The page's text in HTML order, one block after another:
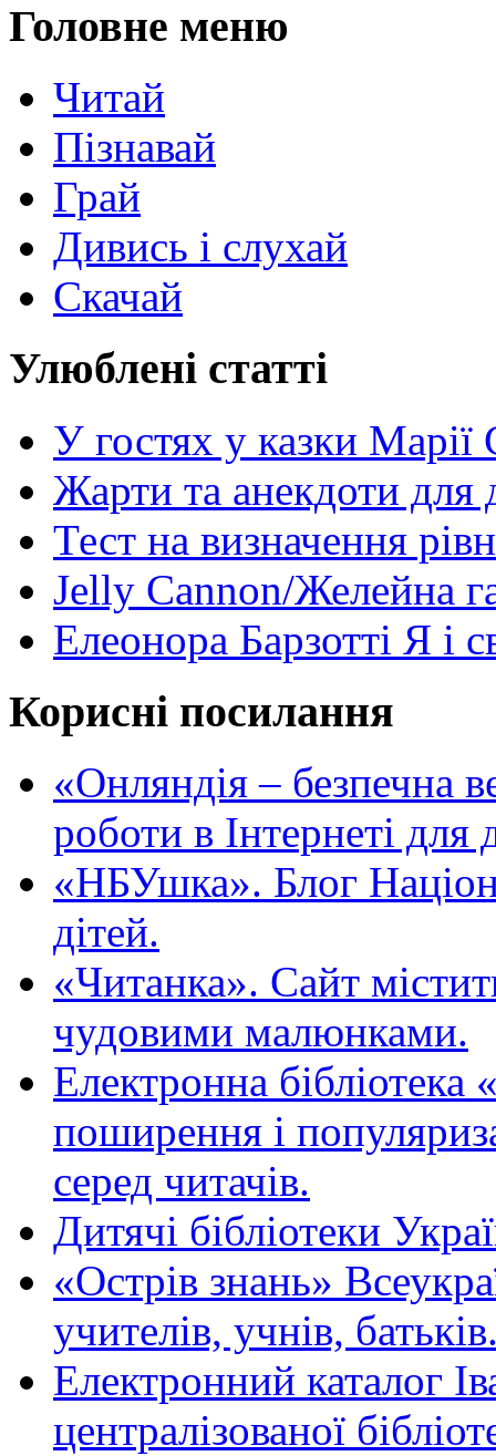
Головне меню
Читай
Пізнавай
Грай
Дивись і слухай
Скачай
Улюблені статті
У гостях у казки
Жарти та анекдоти для
Тест на визначення
Jelly Cannon/Желейна
Елеонора Барзотті Я і
Корисні посилання
«Oнляндія – безпечна
роботи в Інтернеті для
«НБУшка». Блог
дітей.
«Читанка». Сайт
чудовими малюнками.
Електронна
поширення і
серед читачів.
Дитячі бібліотеки
«Острів знань»
учителів, учнів,
Електронний каталог
централізованої